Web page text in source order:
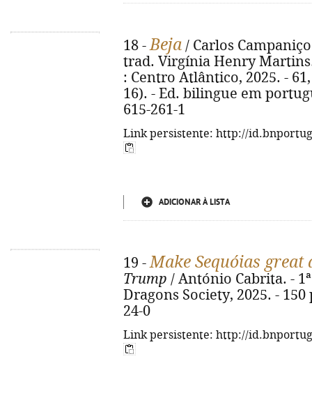
18 -Beja / Carlos
trad. Virgínia Henry
: Centro Atlântico, 2025. -
16). - Ed. bilingue em
615-261-1
Link persistente: http://
ADICIONAR À LISTA
19 -Make Sequóias great
Trump / António Cabrita. -
Dragons Society, 2025. - 150
24-0
Link persistente: http://